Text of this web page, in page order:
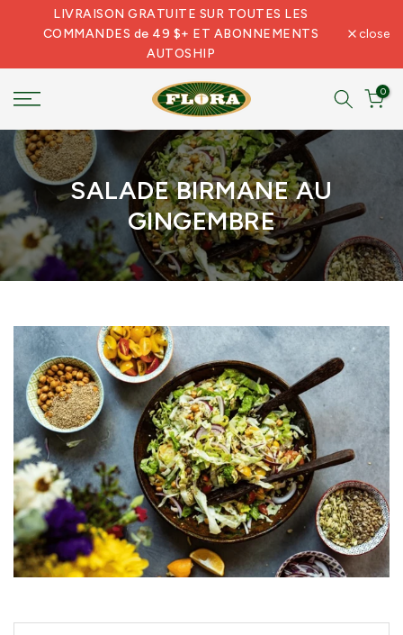
content
LIVRAISON GRATUITE SUR TOUTES LES
COMMANDES de 49 $+ ET ABONNEMENTS
AUTOSHIP
close
0
SALADE BIRMANE AU
GINGEMBRE